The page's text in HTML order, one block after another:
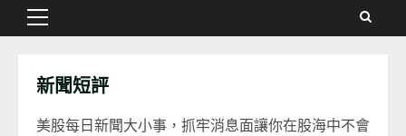
Primary
新聞短評
美股每日新聞大小事，抓牢消息面讓你在股海中不會